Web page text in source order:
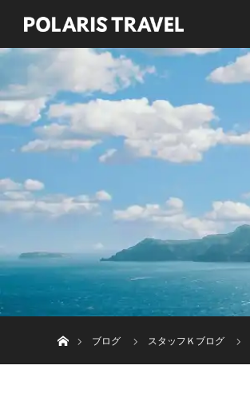
ブログ
スタッフＫブログ